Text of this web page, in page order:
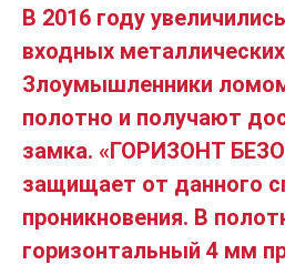
В 2016 году
входных
Злоумышленники
полотно и получают
замка. «ГОРИЗОНТ
защищает от данного
проникновения. В
горизонтальный 4 мм